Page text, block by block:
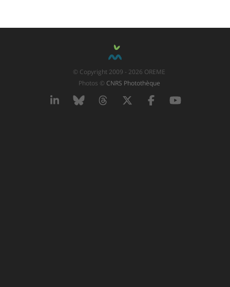
© Copyright 2009 - 2026 OREME
Photos © CNRS Photothèque